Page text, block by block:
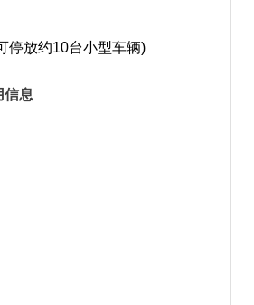
停放约10台小型车辆)
信息